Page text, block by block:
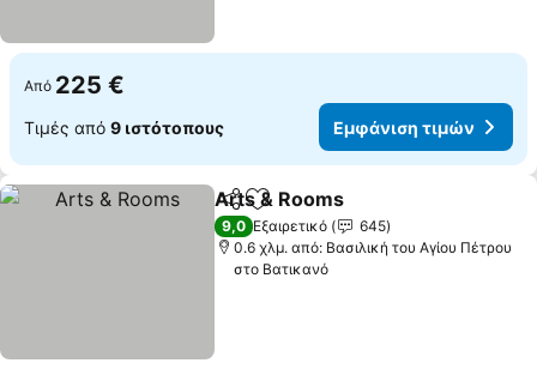
Από 225 €
Τιμές από 9 ιστότοπους Εμφάνιση τιμών
Κοινοποίηση
Προσθήκη στα αγαπημένα
Arts & Rooms
9,0 Εξαιρετικό
645
0.6 χλμ. από: Βασιλική του Αγίου Πέτρου
στο Βατικανό